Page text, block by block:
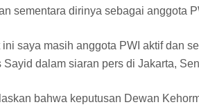
sementara dirinya sebagai anggota
ini saya masih anggota PWI aktif dan
Sayid dalam siaran pers di Jakarta,
bahwa keputusan Dewan